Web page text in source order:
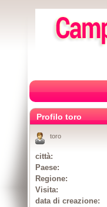
Profilo toro
toro
città:
Paese:
Regione:
Visita:
data di creazione: